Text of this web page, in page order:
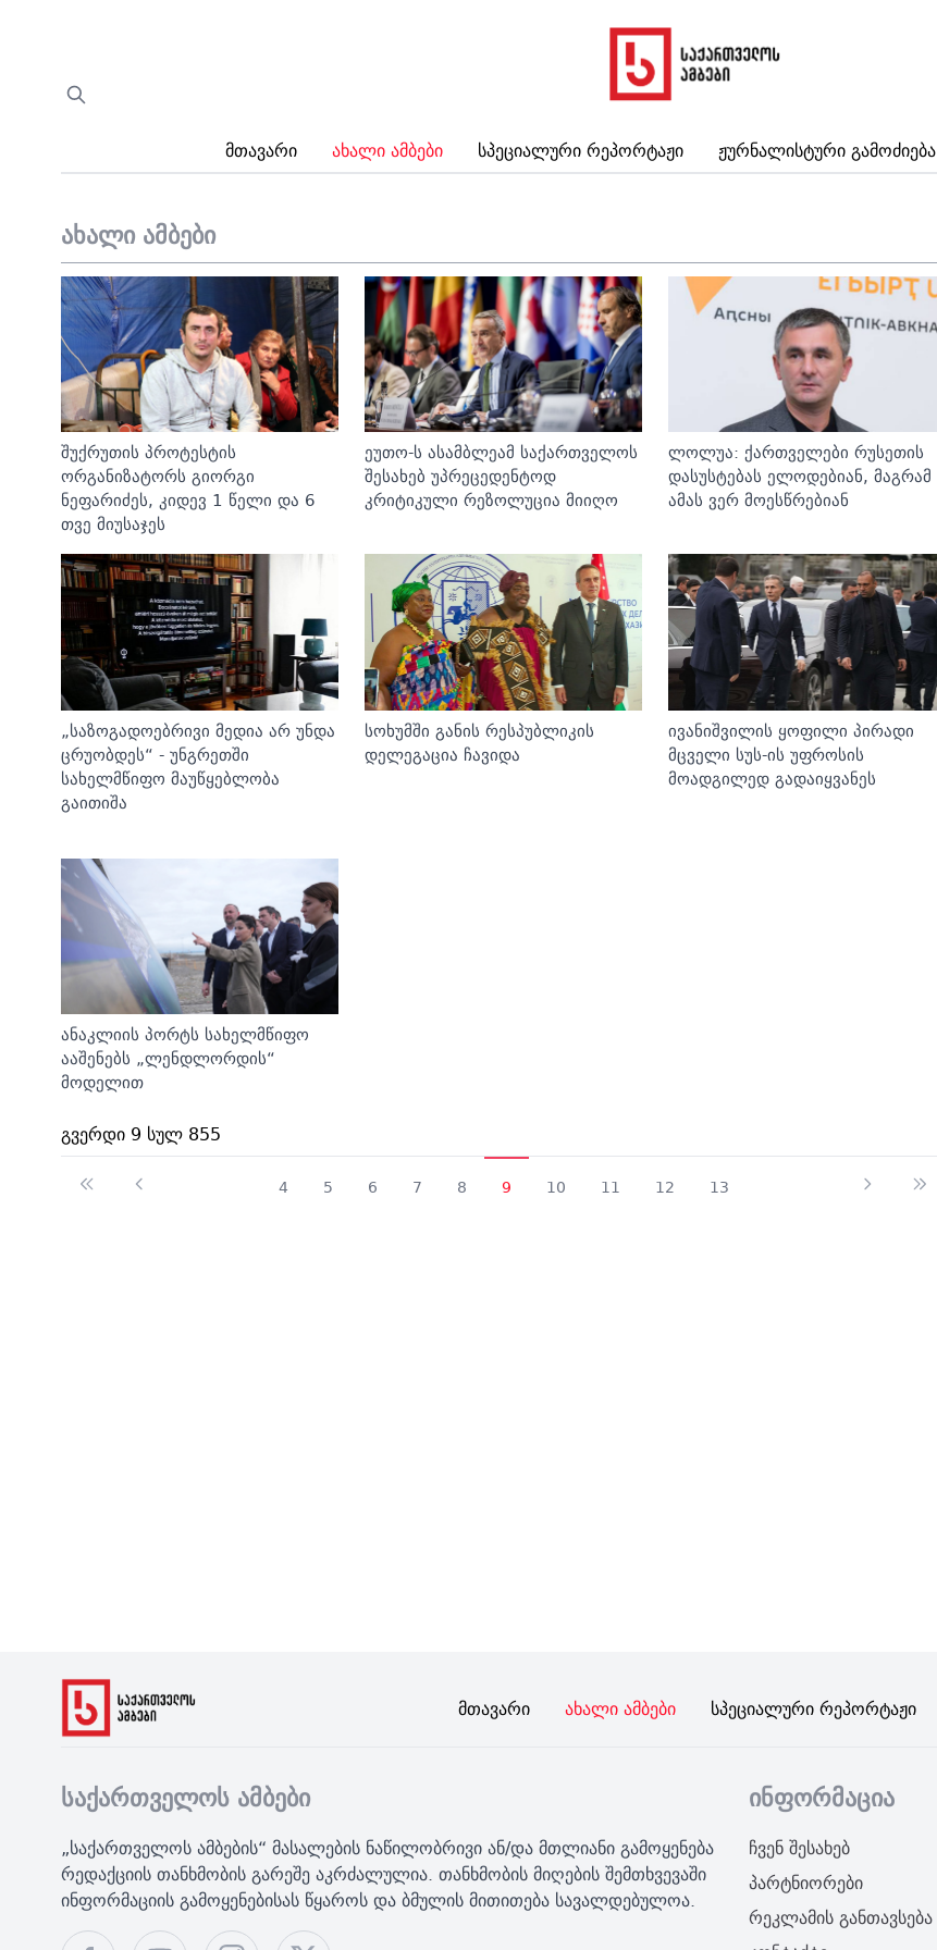
Მთავარი Ახალი Ამბები Სპეციალური Რეპორტაჟი Ჟურნალისტური Გამოძიება
ახალი ამბები
შუქრუთის პროტესტის
ორგანიზატორს გიორგი
ნეფარიძეს, კიდევ 1 წელი და 6
თვე მიუსაჯეს
ეუთო-ს ასამბლეამ საქართველოს
შესახებ უპრეცედენტოდ
კრიტიკული რეზოლუცია მიიღო
ლოლუა: ქართველები რუსეთის
დასუსტებას ელოდებიან, მაგრამ
ამას ვერ მოესწრებიან
„საზოგადოებრივი მედია არ უნდა
ცრუობდეს“ - უნგრეთში
სახელმწიფო მაუწყებლობა
გაითიშა
სოხუმში განის რესპუბლიკის
დელეგაცია ჩავიდა
ივანიშვილის ყოფილი პირადი
მცველი სუს-ის უფროსის
მოადგილედ გადაიყვანეს
ანაკლიის პორტს სახელმწიფო
ააშენებს „ლენდლორდის“
მოდელით
გვერდი 9 სულ 855
4 5 6 7 8 9 10 11 12 13
Მთავარი Ახალი Ამბები Სპეციალური Რეპორტაჟი
საქართველოს ამბები
„საქართველოს ამბების“ მასალების ნაწილობრივი ან/და მთლიანი გამოყენება
რედაქციის თანხმობის გარეშე აკრძალულია. თანხმობის მიღების შემთხვევაში
ინფორმაციის გამოყენებისას წყაროს და ბმულის მითითება სავალდებულოა.
ინფორმაცია
ჩვენ შესახებ
პარტნიორები
რეკლამის განთავსება